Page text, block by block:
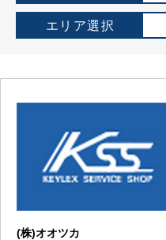
エリア選択
(株)オオツカ